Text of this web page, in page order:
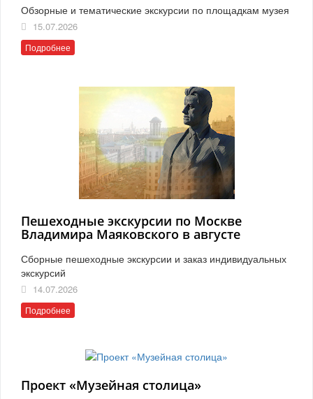
Обзорные и тематические экскурсии по площадкам музея
15.07.2026
Подробнее
Пешеходные экскурсии по Москве
Владимира Маяковского в августе
Сборные пешеходные экскурсии и заказ индивидуальных
экскурсий
14.07.2026
Подробнее
Проект «Музейная столица»